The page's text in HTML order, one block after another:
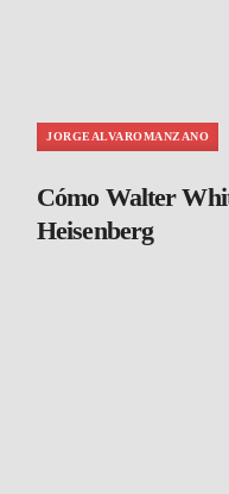
JORGEALVAROMANZANO
Cómo Walter
Heisenberg